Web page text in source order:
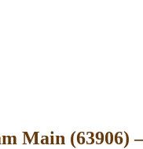
Main (63906)